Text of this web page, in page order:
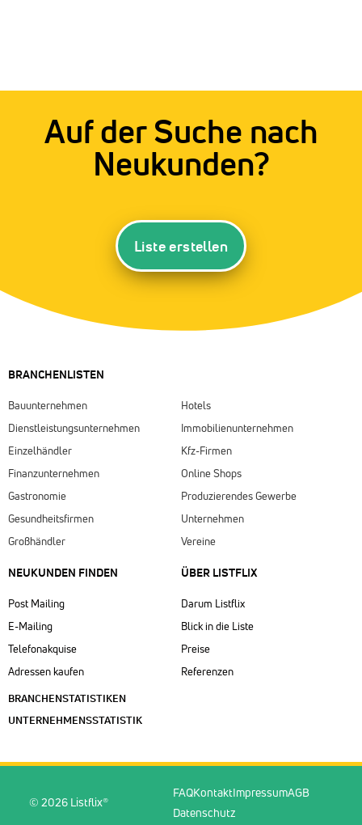
Auf der Suche nach
Neukunden?
Liste erstellen
BRANCHENLISTEN
Bauunternehmen
Dienstleistungsunternehmen
Einzelhändler
Finanzunternehmen
Gastronomie
Gesundheitsfirmen
Großhändler
Hotels
Immobilienunternehmen
Kfz-Firmen
Online Shops
Produzierendes Gewerbe
Unternehmen
Vereine
NEUKUNDEN FINDEN
Post Mailing
E-Mailing
Telefonakquise
Adressen kaufen
BRANCHENSTATISTIKEN
UNTERNEHMENSSTATISTIK
ÜBER LISTFLIX​
Darum Listflix
Blick in die Liste
Preise
Referenzen
© 2026 Listflix®
FAQKontaktImpressumAGB
Datenschutz